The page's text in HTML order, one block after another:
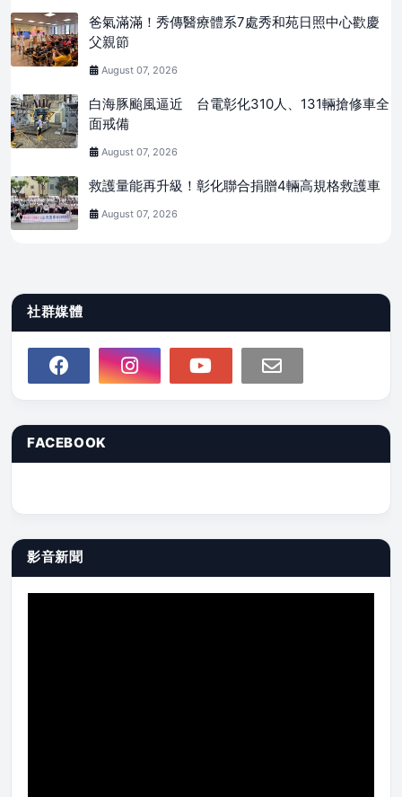
爸氣滿滿！秀傳醫療體系7處秀和苑日照中心歡慶
父親節
August 07, 2026
白海豚颱風逼近 台電彰化310人、131輛搶修車全
面戒備
August 07, 2026
救護量能再升級！彰化聯合捐贈4輛高規格救護車
August 07, 2026
社群媒體
FACEBOOK
影音新聞